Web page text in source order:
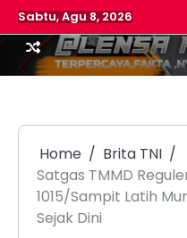
Skip
to
content
Sabtu, Agu 8, 2026
Home
Brita TNI
Satgas TMMD
1015/Sampit Latih
Sejak Dini